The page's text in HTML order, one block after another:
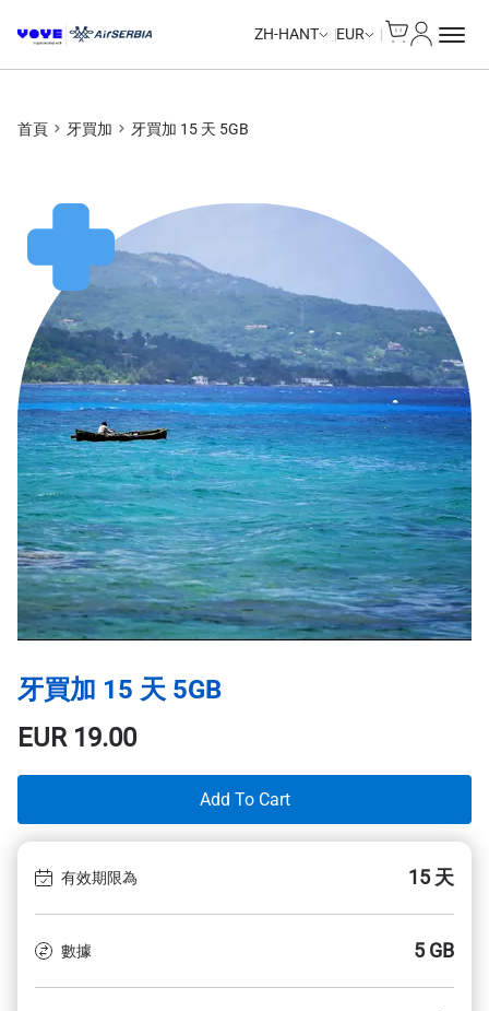
ZH-HANT EUR
首頁 牙買加 牙買加 15 天 5GB
牙買加 15 天 5GB
EUR19.00
Add To Cart
有效期限為 15 天
數據 5 GB